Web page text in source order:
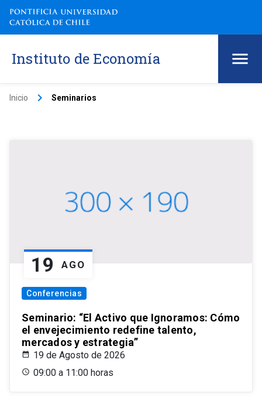
Instituto de Economía
Inicio keyboard_arrow_right Seminarios
19 AGO
Conferencias
Seminario: “El Activo que Ignoramos: Cómo
el envejecimiento redefine talento,
mercados y estrategia”
19 de Agosto de 2026
09:00 a 11:00 horas